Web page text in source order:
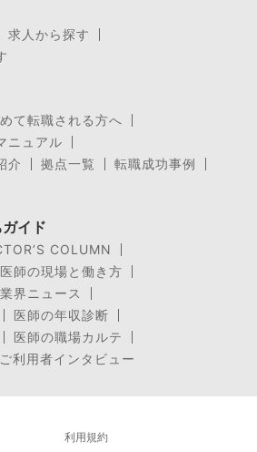
求人から探す
て転職される方へ
ニュアル
介
拠点一覧
転職成功事例
イド
COLUMN
医師の現場と働き方
業界ニュース
医師の年収診断
医師の職場カルテ
利用者インタビュー
利用規約